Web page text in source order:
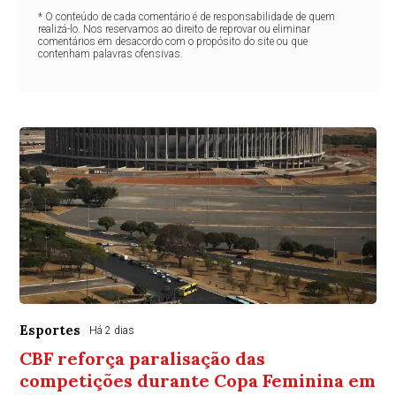
* O conteúdo de cada comentário é de responsabilidade de quem
realizá-lo. Nos reservamos ao direito de reprovar ou eliminar
comentários em desacordo com o propósito do site ou que
contenham palavras ofensivas.
Esportes Há 2 dias
CBF reforça paralisação das
competições durante Copa Feminina em